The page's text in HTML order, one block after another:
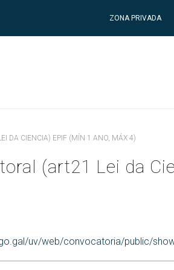
ZONA PRIVADA
DA CIENCIA) EPIF (MÍN 1 ANO, MÁX 4)
(art21 Lei da
uv/web/convocatoria/public/